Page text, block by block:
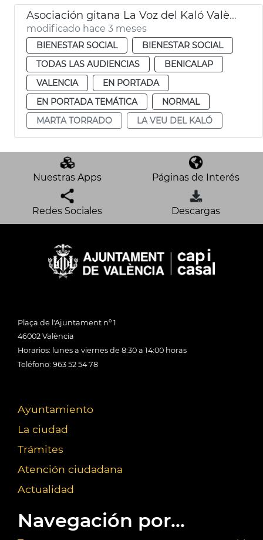
Asociación gitana La Voz del Kaló València
modificado hace 3 meses
BIENESTAR SOCIAL
BIENESTAR SOCIAL
TODAS LAS AUDIENCIAS
BENICALAP
VALENCIA
EN PORTADA
EN PORTADA TEMÁTICA
NORMAL
MARTA TORRADO
LA VEU DEL KALÓ
Nuestras Apps Páginas de Interés
Redes Sociales Descargas
Plaça de l'Ajuntament nº 1
46002 València
Horarios: lunes a viernes de 8:30 a 14:00 horas
Teléfono: 963 52 54 78
Ayuntamiento
La ciudad
Trámites
Atención ciudadana
Actualidad
Navegación por...